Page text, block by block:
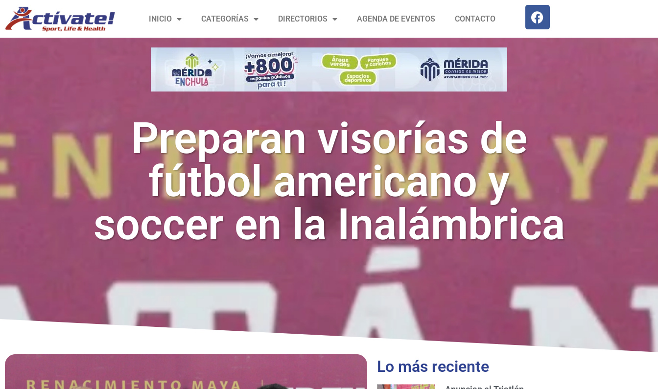
INICIO CATEGORÍAS DIRECTORIOS AGENDA DE EVENTOS CONTACTO
Preparan visorías de
fútbol americano y
soccer en la Inalámbrica
Lo más reciente